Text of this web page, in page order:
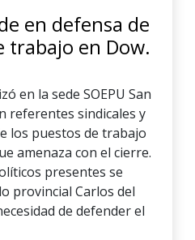
en defensa de
trabajo en Dow.
en la sede SOEPU San
referentes sindicales y
los puestos de trabajo
amenaza con el cierre.
presentes se
provincial Carlos del
de defender el